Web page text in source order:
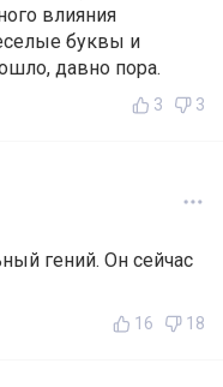
влияния
буквы и
давно пора.
3 3
гений. Он сейчас
16 18